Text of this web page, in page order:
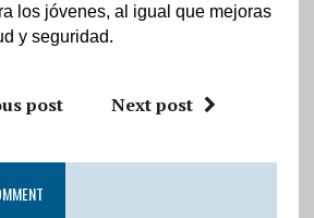
los jóvenes, al igual que mejoras
y seguridad.
post Next post